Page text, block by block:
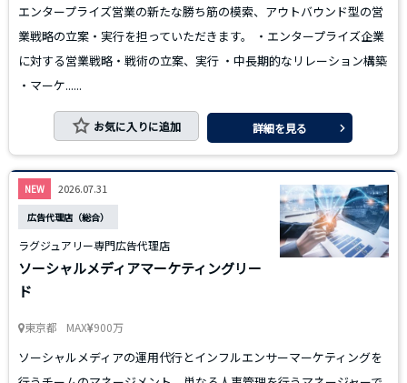
エンタープライズ営業の新たな勝ち筋の模索、アウトバウンド型の営
業戦略の立案・実行を担っていただきます。 ・エンタープライズ企業
に対する営業戦略・戦術の立案、実行 ・中長期的なリレーション構築
・マーケ......
お気に入りに追加 詳細を見る
NEW 2026.07.31
広告代理店（総合）
ラグジュアリー専門広告代理店
ソーシャルメディアマーケティングリー
ド
東京都 MAX 900万
ソーシャルメディアの運用代行とインフルエンサーマーケティングを